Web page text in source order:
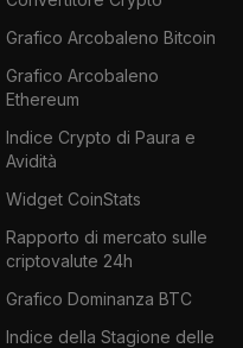
Grafico Arcobaleno Bitcoin
Grafico Arcobaleno
Ethereum
Indice Crypto di Paura e
Avidità
Widget CoinStats
Rapporto di mercato sulle
criptovalute 24h
Grafico Dominanza BTC
Indice della Stagione delle